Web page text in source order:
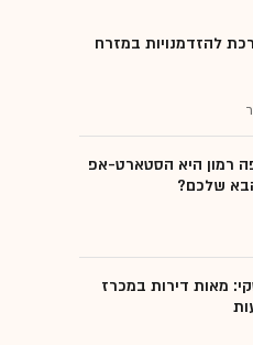
להזדמנויות במזרח
רמון היא הסטארט-אפ
שלכם?
מאות דירות במכרז